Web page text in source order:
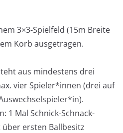
3×3-Spielfeld (15m Breite
Korb ausgetragen.
aus mindestens drei
vier Spieler*innen (drei auf
1 Mal Schnick-Schnack-
ersten Ballbesitz